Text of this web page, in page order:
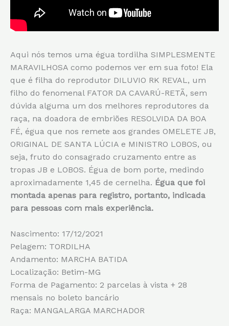
Aqui nós temos uma égua tordilha SIMPLESMENTE
MARAVILHOSA como podemos ver em sua foto! Ela
que é filha do reprodutor DILUVIO RK REVAL, um
filho do fenomenal FATOR DA CAVARÚ-RETÃ, sem
dúvida alguma um dos melhores reprodutores da
raça, na doadora de embriões RESOLVIDA DA BOA
FÉ, égua que nos remete aos grandes OMELETE JB,
ORIGINAL DE SANTA LÚCIA e MINISTRO LOBOS, ou
seja, fruto do consagrado cruzamento entre as
tropas JB e LOBOS. Égua de bom porte, medindo
aproximadamente 1,45 de cernelha. Égua que foi
montada apenas para registro, portanto, indicada
para pessoas com mais experiência.
Nascimento: 17/12/2021
Pelagem: TORDILHA
Andamento: MARCHA BATIDA
Localização: Betim-MG
Forma de Pagamento: 2 parcelas à vista + 28
mensais no boleto bancário
Raça: MANGALARGA MARCHADOR